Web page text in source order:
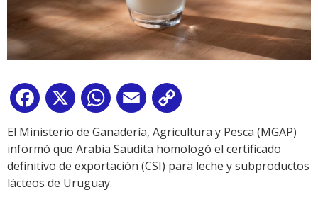
Facebook
X WhatsApp
Email
Link
El Ministerio de Ganadería, Agricultura y Pesca (MGAP)
informó que Arabia Saudita homologó el certificado
definitivo de exportación (CSI) para leche y subproductos
lácteos de Uruguay.